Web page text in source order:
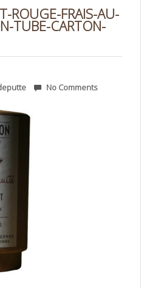
ROUGE-FRAIS-AU-
TUBE-CARTON-
No Comments